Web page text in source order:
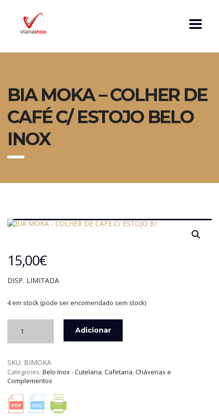
BIA MOKA – COLHER DE
CAFÉ C/ ESTOJO BELO
INOX
15,00€
DISP. LIMITADA
4 em stock (pode ser encomendado sem stock)
BIA
-
COLHER
DE
CAFÉ
C/
ESTOJO
Adicionar
SKU: BIMOKA
Categories: Belo Inox - Cutelaria,Cafetaria,Chávenas e
Complementos